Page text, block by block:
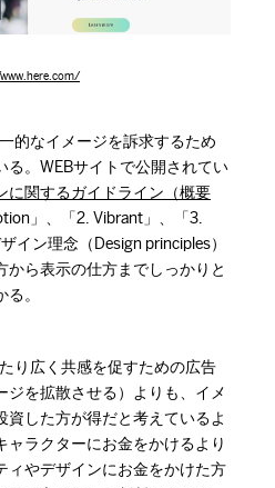
的なイメージを訴求するため
る。WEBサイトで公開されてい
に関するガイドライン（概要
」、「2. Vibrant」、「3.
イン理念（Design principles）
から表示の仕方までしっかりと
。
り広く共感を促すための広告
ジを拡散させる）よりも、イメ
資した方が得だと考えているよ
ャラクターにお金をかけるより
ィやデザインにお金をかけた方